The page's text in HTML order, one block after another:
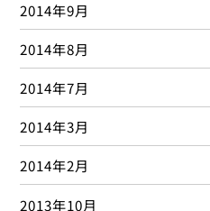
小児骨折(1)
捻挫(3)
新年(4)
新年のあいさつ(3)
新着情報(69)